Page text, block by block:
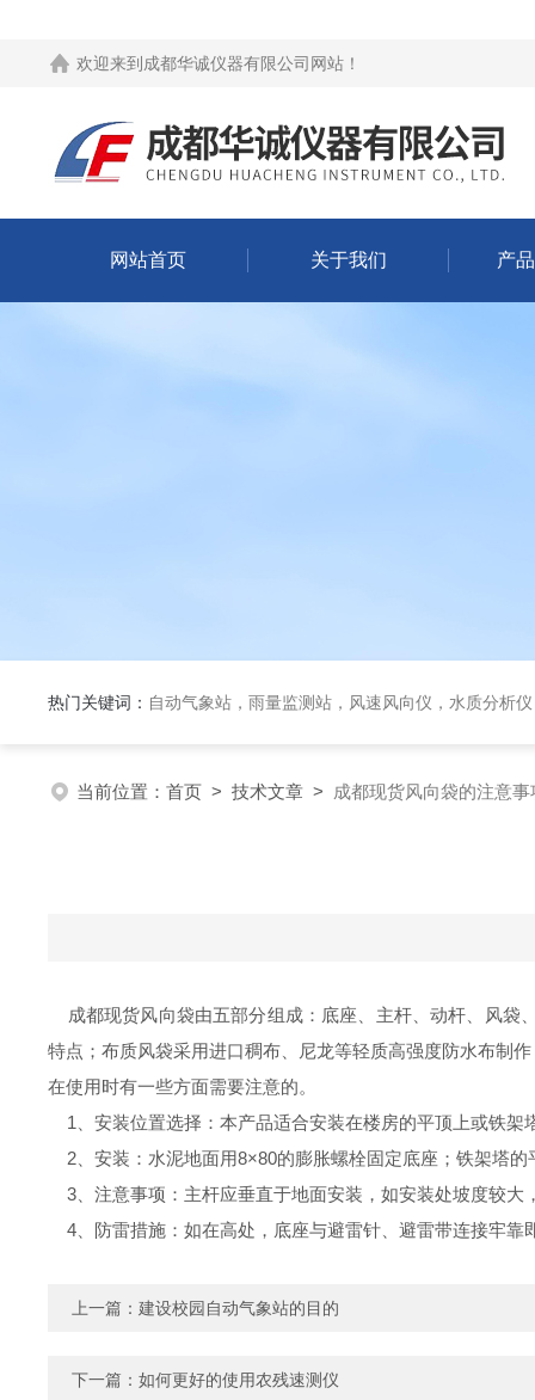
欢迎来到 成都华诚仪器有限公司网站 ！
网站首页 关于我们 产
热门关键词： 自动气象站，雨量监测站，风速风向仪，水质分析
当前位置： 首页 > 技术文章 > 成都现货风向袋的注意事
成都现货风向袋由五部分组成：底座、主杆、动杆、风袋
特点；布质风袋采用进口稠布、尼龙等轻质高强度防水布制
在使用时有一些方面需要注意的。
1、安装位置选择：本产品适合安装在楼房的平顶上或铁架
2、安装：水泥地面用8×80的膨胀螺栓固定底座；铁架塔
3、注意事项：主杆应垂直于地面安装，如安装处坡度较大
4、防雷措施：如在高处，底座与避雷针、避雷带连接牢靠
上一篇： 建设校园自动气象站的目的
下一篇： 如何更好的使用农残速测仪